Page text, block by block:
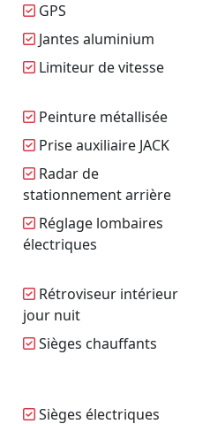
GPS
Jantes aluminium
Limiteur de vitesse
Peinture métallisée
Prise auxiliaire JACK
Radar de
stationnement arrière
Réglage lombaires
électriques
Rétroviseur intérieur
jour nuit
Sièges chauffants
Sièges électriques